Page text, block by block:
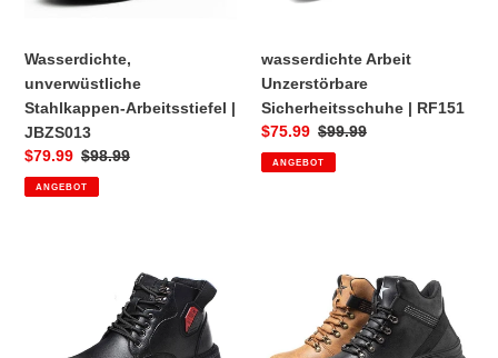
Wasserdichte,
unverwüstliche
Stahlkappen-Arbeitsstiefel |
JBZS013
Sonderpreis
$79.99 Normaler
Preis
$98.99
ANGEBOT
wasserdichte Arbeit
Unzerstörbare
Sicherheitsschuhe | RF151
Sonderpreis
$75.99 Normaler
Preis
$99.99
ANGEBOT
Sicherheitsschuhe